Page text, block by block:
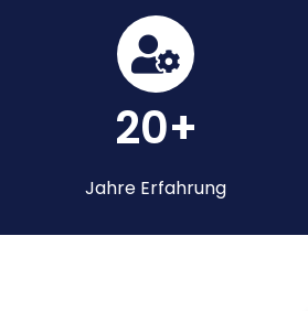
20+
Jahre Erfahrung